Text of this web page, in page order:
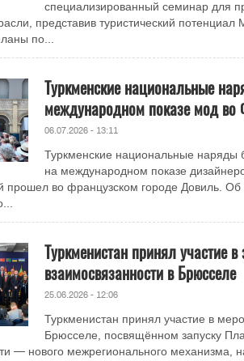
специализированный семинар для
представив туристический
по...
Туркменские национальные
международном показе мод во
06.07.2026 - 13:11
Туркменские национальные
на международном показе
прошел во французском городе Довиль.
Туркменистан принял участие
взаимосвязанности в Брюсселе
25.06.2026 - 12:06
Туркменистан принял участие в
Брюсселе, посвящённом запуску
— нового межрегионального механизма,